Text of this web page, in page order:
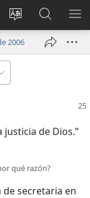
Cambiar
idioma
del sitio
Iniciar
sesión
(abre
nueva
en
jw.org
2006
justicia de Dios.”
qué razón?
de secretaria en